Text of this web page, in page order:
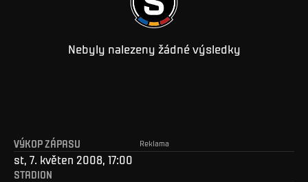
Nebyly nalezeny žádné výsledky
Reklama
VÝKOP ZÁPASU
st, 7. květen 2008, 17:00
STADION